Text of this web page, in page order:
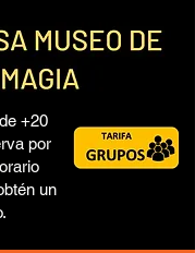
+20
por
un